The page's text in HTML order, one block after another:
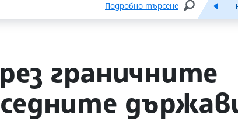
Подробно търсене
ТЪРСЕНЕ
граничните